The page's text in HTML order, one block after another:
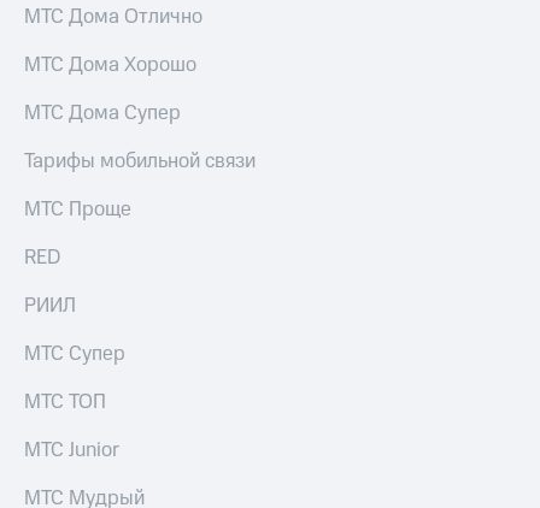
МТС Дома Отлично
МТС Дома Хорошо
МТС Дома Супер
Тарифы мобильной связи
МТС Проще
RED
РИИЛ
МТС Супер
МТС ТОП
МТС Junior
МТС Мудрый